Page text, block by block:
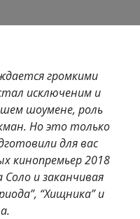
громкими
исключеним и
шоумене, роль
Но это только
для вас
кинопремьер 2018
и заканчивая
“Хищника” и